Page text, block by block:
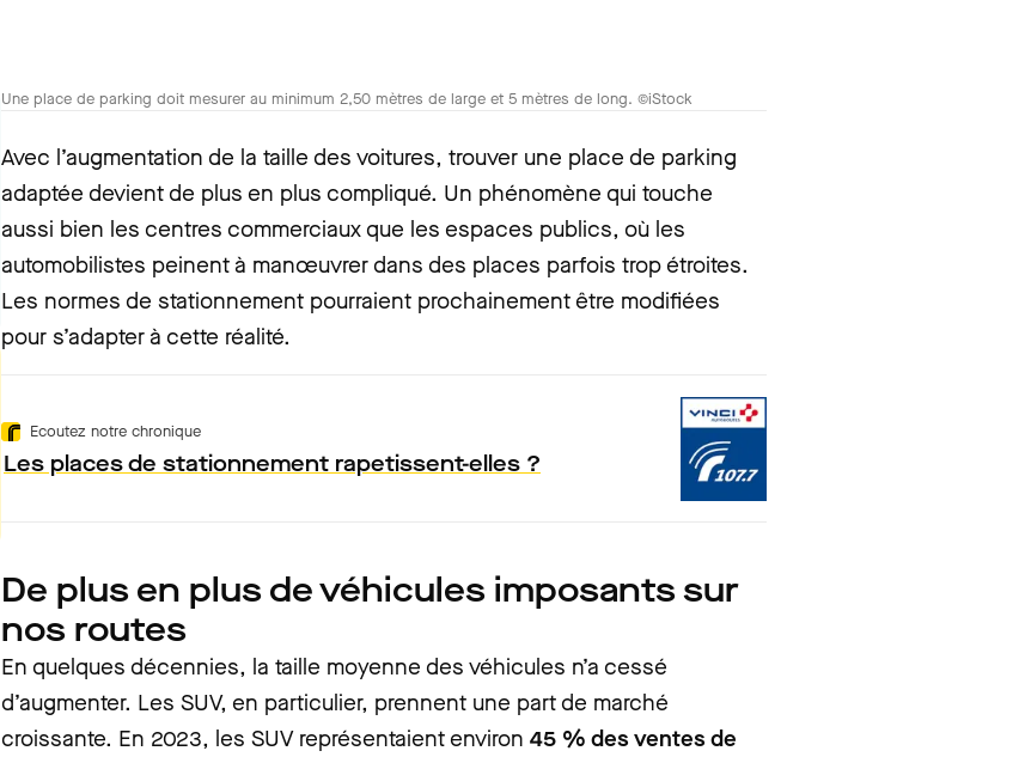
Une place de parking doit mesurer au minimum 2,50 mètres de large et 5 mètres de long. ©iStock
Avec l’augmentation de la taille des voitures, trouver une place de parking
adaptée devient de plus en plus compliqué. Un phénomène qui touche
aussi bien les centres commerciaux que les espaces publics, où les
automobilistes peinent à manœuvrer dans des places parfois trop étroites.
Les normes de stationnement pourraient prochainement être modifiées
pour s’adapter à cette réalité.
Ecoutez notre chronique
Les places de stationnement rapetissent-elles ?
De plus en plus de véhicules imposants sur
nos routes
En quelques décennies, la taille moyenne des véhicules n’a cessé
d’augmenter. Les SUV, en particulier, prennent une part de marché
croissante. En 2023, les SUV représentaient environ 45 % des ventes de